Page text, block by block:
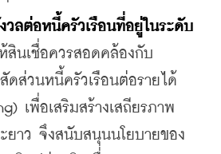
ลต่อหนี้ครัวเรือนที่อยู่ในระดับ
สินเชื่อควรสอดคล้องกับ
ดส่วนหนี้ครัวเรือนต่อรายได้
เพื่อเสริมสร้างเสถียรภาพ
ะยาว จึงสนับสนุนนโยบายของ